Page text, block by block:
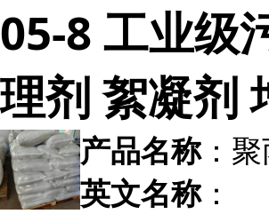
05-8 工业级
理剂 絮凝剂
产品名称：
英文名称：